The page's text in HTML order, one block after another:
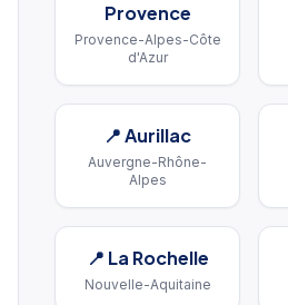
Provence
Provence-Alpes-Côte
d'Azur
📍Aurillac
Auvergne-Rhône-
Alpes
📍 La Rochelle
Nouvelle-Aquitaine